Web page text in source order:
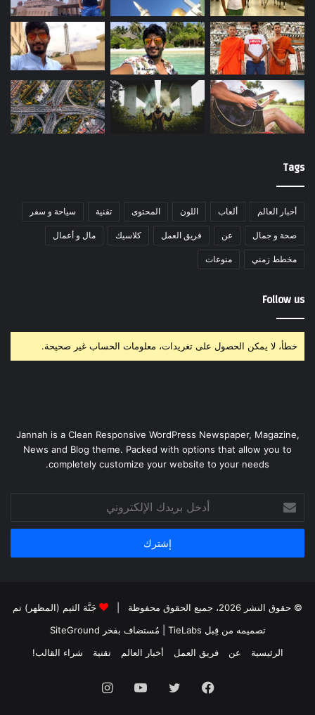
Tags
أخبار العالم ألعاب اللون المحتوى تقنية سياحة و سفر
صحة و جمال عن فريق العمل كلاسيك مال و أعمال
مخطط زمني منوعات
Follow us
خطأ، لا يمكن الحصول على تغريدات، معلومات الحساب غير صحيحة.
Jannah is a Clean Responsive WordPress Newspaper, Magazine,
News and Blog theme. Packed with options that allow you to
completely customize your website to your needs.
بريدك
الإلكتروني
© حقوق النشر 2026، جميع الحقوق محفوظة |
جَنَّة الثيم (المظهر) تم
تصميمه من قِبل TieLabs
| مُستضاف بفخر SiteGround
الرئيسية
عن فريق العمل أخبار العالم تقنية شراء القالب!
فيسبوك تويتر يوتيوبانستقرام